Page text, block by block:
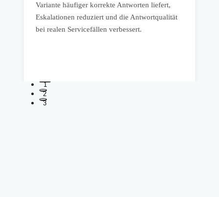
Variante häufiger korrekte Antworten liefert,
Eskalationen reduziert und die Antwortqualität
bei realen Servicefällen verbessert.
1
2
3